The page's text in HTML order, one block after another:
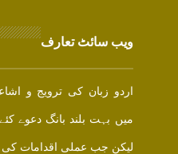
ویب سائٹ تعارف
اردو زبان کی ترویج و
میں بہت بلند بانگ دعوے
لیکن جب عملی اقدامات کی